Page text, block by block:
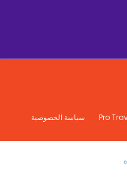
سياسة الخصوصية